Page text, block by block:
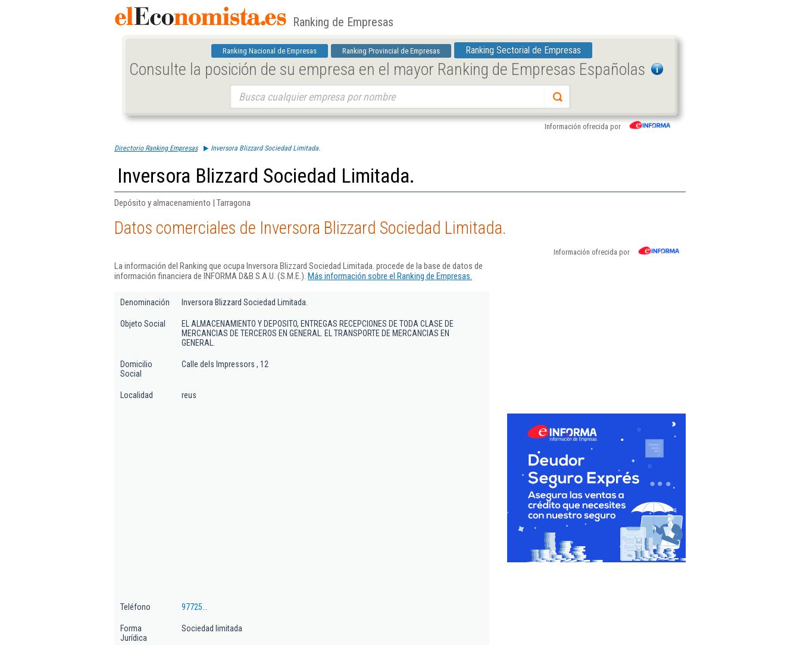
Ranking de Empresas
Ranking Nacional de Empresas Ranking Provincial de Empresas Ranking Sectorial de Empresas
Consulte la posición de su empresa en el mayor Ranking de Empresas Españolas
Información ofrecida por
Directorio Ranking Empresas Inversora Blizzard Sociedad Limitada.
Inversora Blizzard Sociedad Limitada.
Depósito y almacenamiento | Tarragona
Datos comerciales de Inversora Blizzard Sociedad Limitada.
Información ofrecida por
La información del Ranking que ocupa Inversora Blizzard Sociedad Limitada. procede de la base de datos de
información financiera de INFORMA D&B S.A.U. (S.M.E.). Más información sobre el Ranking de Empresas.
Denominación Inversora Blizzard Sociedad Limitada.
Objeto Social
EL ALMACENAMIENTO Y DEPOSITO, ENTREGAS RECEPCIONES DE TODA CLASE DE
MERCANCIAS DE TERCEROS EN GENERAL. EL TRANSPORTE DE MERCANCIAS EN
GENERAL.
Domicilio
Social
Calle dels Impressors , 12
Localidad reus
Teléfono 97725...
Forma
Jurídica
Sociedad limitada